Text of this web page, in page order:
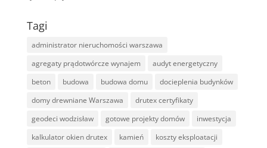
Tagi
administrator nieruchomości warszawa
agregaty prądotwórcze wynajem
audyt energetyczny
beton
budowa budowa domu
docieplenia budynków
domy drewniane Warszawa
drutex certyfikaty
geodeci wodzisław
gotowe projekty domów
inwestycja
kalkulator okien drutex
kamień
koszty eksploatacji